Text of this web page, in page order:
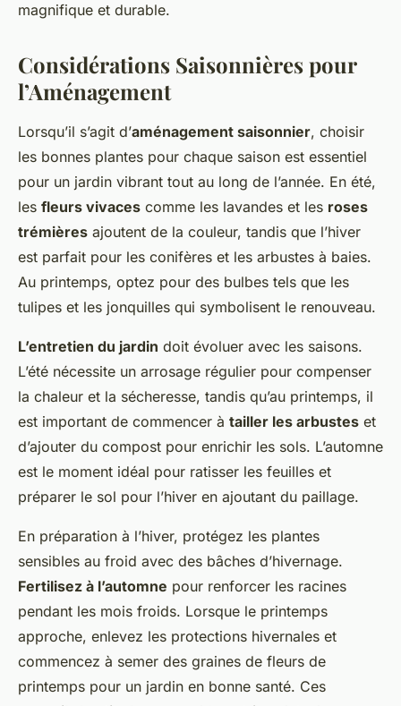
magnifique et durable.
Considérations Saisonnières pour
l’Aménagement
Lorsqu’il s’agit d’aménagement saisonnier, choisir
les bonnes plantes pour chaque saison est essentiel
pour un jardin vibrant tout au long de l’année. En été,
les fleurs vivaces comme les lavandes et les roses
trémières ajoutent de la couleur, tandis que l’hiver
est parfait pour les conifères et les arbustes à baies.
Au printemps, optez pour des bulbes tels que les
tulipes et les jonquilles qui symbolisent le renouveau.
L’entretien du jardin doit évoluer avec les saisons.
L’été nécessite un arrosage régulier pour compenser
la chaleur et la sécheresse, tandis qu’au printemps, il
est important de commencer à tailler les arbustes et
d’ajouter du compost pour enrichir les sols. L’automne
est le moment idéal pour ratisser les feuilles et
préparer le sol pour l’hiver en ajoutant du paillage.
En préparation à l’hiver, protégez les plantes
sensibles au froid avec des bâches d’hivernage.
Fertilisez à l’automne pour renforcer les racines
pendant les mois froids. Lorsque le printemps
approche, enlevez les protections hivernales et
commencez à semer des graines de fleurs de
printemps pour un jardin en bonne santé. Ces